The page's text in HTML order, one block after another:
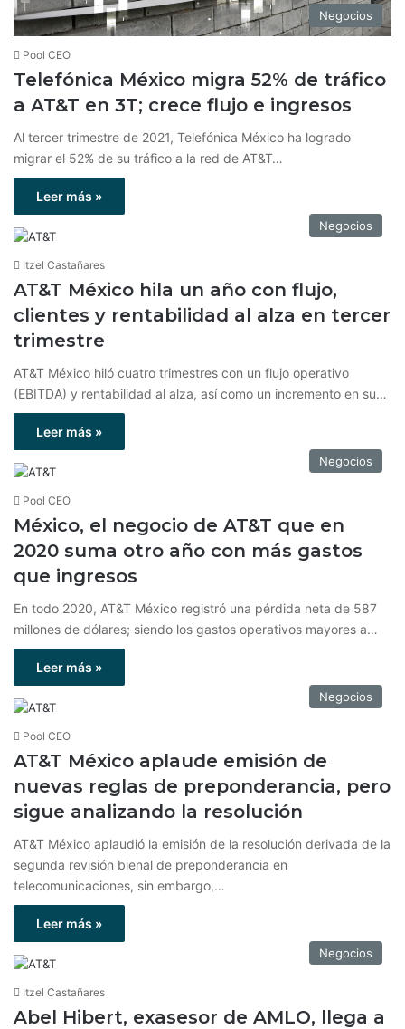
Negocios
Pool CEO
Telefónica México migra 52% de tráfico
a AT&T en 3T; crece flujo e ingresos
Al tercer trimestre de 2021, Telefónica México ha logrado
migrar el 52% de su tráfico a la red de AT&T…
Leer más »
Negocios
Itzel Castañares
AT&T México hila un año con flujo,
clientes y rentabilidad al alza en tercer
trimestre
AT&T México hiló cuatro trimestres con un flujo operativo
(EBITDA) y rentabilidad al alza, así como un incremento en su…
Leer más »
Negocios
Pool CEO
México, el negocio de AT&T que en
2020 suma otro año con más gastos
que ingresos
En todo 2020, AT&T México registró una pérdida neta de 587
millones de dólares; siendo los gastos operativos mayores a…
Leer más »
Negocios
Pool CEO
AT&T México aplaude emisión de
nuevas reglas de preponderancia, pero
sigue analizando la resolución
AT&T México aplaudió la emisión de la resolución derivada de la
segunda revisión bienal de preponderancia en
telecomunicaciones, sin embargo,…
Leer más »
Negocios
Itzel Castañares
Abel Hibert, exasesor de AMLO, llega a